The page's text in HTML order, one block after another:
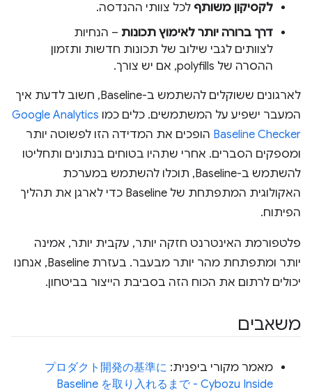
לקסיקון משותף לכל צוותי ההנדסה.
דרך ברורה יותר לאימוץ תכונות – הנחיות
לצוותים לגבי שילוב של תכונות חדשות ותזמון
ההסרה של polyfills, אם יש צורך.
לארגונים ששוקלים להשתמש ב-Baseline, חשוב לדעת איך
המעבר ישפיע על המשתמשים. כלים כמו Google Analytics
Baseline Checker הופכים את המדידה הזו לפשוטה יותר
ומספקים הסברים. אחרי שתהיו בטוחים בנתונים ותחליטו
להשתמש ב-Baseline, תוכלו להשתמש במערכת
האקולוגית המתפתחת של Baseline כדי לארגן את תהליך
הפיתוח.
פלטפורמת האינטרנט חזקה יותר, עקבית יותר, אמינה
יותר ומתפתחת מהר יותר מבעבר. בעזרת Baseline, אנחנו
יכולים לרתום את הכוח הזה בסביבת הייצור בביטחון.
משאבים
מאמר מקורי ביפנית: プロダクト開発の基準に
Baseline を取り入れるまで - Cybozu Inside